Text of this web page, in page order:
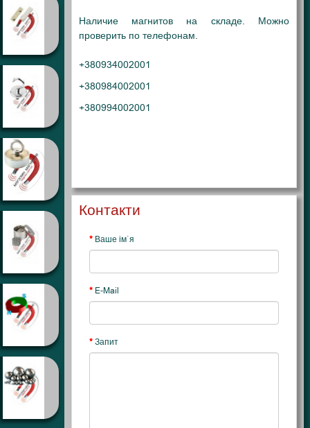
Наличие магнитов на складе. Можно
проверить по телефонам.
+380934002001
+380984002001
+380994002001
Контакти
Ваше ім`я
E-Mail
Запит